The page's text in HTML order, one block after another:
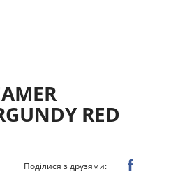
RED
Поділися з друзями: